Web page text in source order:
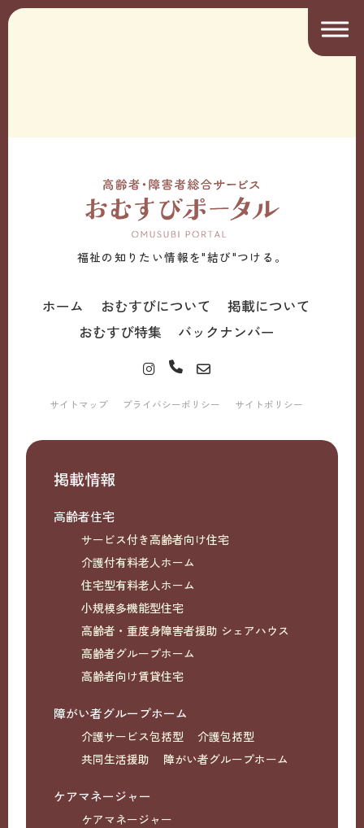
福祉の知りたい情報を"結び"つける。
ホーム おむすびについて
掲載について
おむすび特集
バックナンバー
サイトマップ プライバシーポリシー サイトポリシー
掲載情報
高齢者住宅
サービス付き高齢者向け住宅
介護付有料老人ホーム
住宅型有料老人ホーム
小規模多機能型住宅
高齢者・重度身障害者援助 シェアハウス
高齢者グループホーム
高齢者向け賃貸住宅
障がい者グループホーム
介護サービス包括型
介護包括型
共同生活援助
障がい者グループホーム
ケアマネージャー
ケアマネージャー